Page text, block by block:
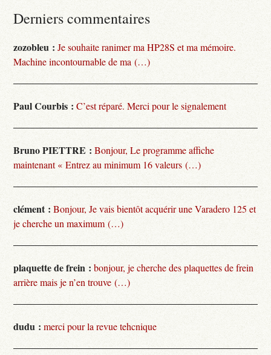
Derniers commentaires
zozobleu : Je souhaite ranimer ma HP28S et ma mémoire.
Machine incontournable de ma (…)
Paul Courbis : C’est réparé. Merci pour le signalement
Bruno PIETTRE : Bonjour, Le programme affiche
maintenant « Entrez au minimum 16 valeurs (…)
clément : Bonjour, Je vais bientôt acquérir une Varadero 125 et
je cherche un maximum (…)
plaquette de frein : bonjour, je cherche des plaquettes de frein
arrière mais je n’en trouve (…)
dudu : merci pour la revue tehcnique